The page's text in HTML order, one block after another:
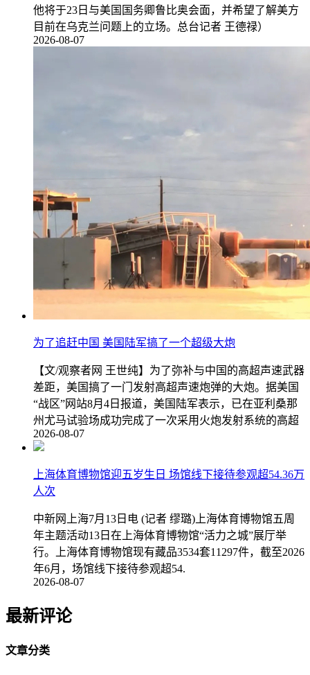
他将于23日与美国国务卿鲁比奥会面，并希望了解美方
目前在乌克兰问题上的立场。总台记者 王德禄）
2026-08-07
为了追赶中国 美国陆军搞了一个超级大炮
【文/观察者网 王世纯】为了弥补与中国的高超声速武器
差距，美国搞了一门发射高超声速炮弹的大炮。据美国
“战区”网站8月4日报道，美国陆军表示，已在亚利桑那
州尤马试验场成功完成了一次采用火炮发射系统的高超
2026-08-07
上海体育博物馆迎五岁生日 场馆线下接待参观超54.36万
人次
中新网上海7月13日电 (记者 缪璐)上海体育博物馆五周
年主题活动13日在上海体育博物馆“活力之城”展厅举
行。上海体育博物馆现有藏品3534套11297件，截至2026
年6月，场馆线下接待参观超54.
2026-08-07
最新评论
文章分类